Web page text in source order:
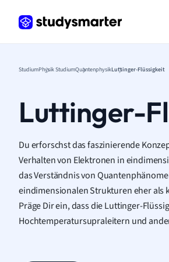
StudiumPhysik StudiumQuantenphysikLuttinger-Flüssigkeit
Luttinger-
Du erforschst das faszinierende
Verhalten von Elektronen in
das Verständnis von
eindimensionalen Strukturen eher als
Präge Dir ein, dass die Luttinger-
Hochtemperatursupraleitern und